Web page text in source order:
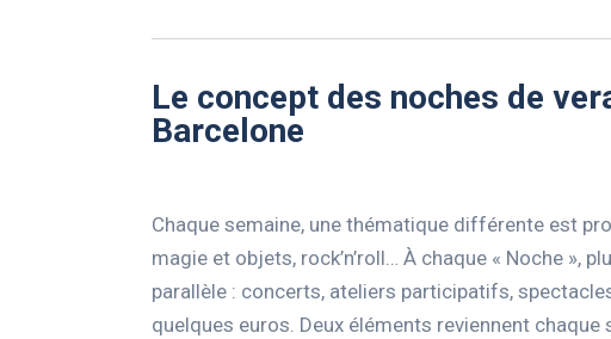
Le concept des noches de
Barcelone
Chaque semaine, une thématique différente est
magie et objets, rock’n’roll… À chaque « Noche »,
parallèle : concerts, ateliers participatifs,
quelques euros. Deux éléments reviennent chaque